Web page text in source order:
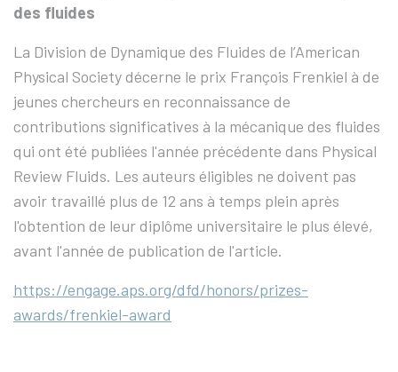
des fluides
La Division de Dynamique des Fluides de l’American
Physical Society décerne le prix François Frenkiel à de
jeunes chercheurs en reconnaissance de
contributions significatives à la mécanique des fluides
qui ont été publiées l'année précédente dans Physical
Review Fluids. Les auteurs éligibles ne doivent pas
avoir travaillé plus de 12 ans à temps plein après
l'obtention de leur diplôme universitaire le plus élevé,
avant l'année de publication de l'article.
https://engage.aps.org/dfd/honors/prizes-
awards/frenkiel-award